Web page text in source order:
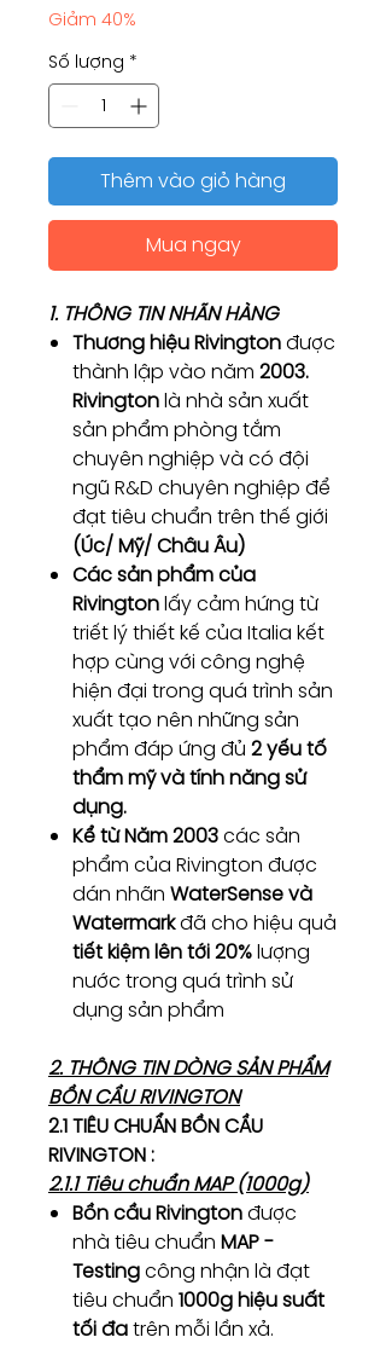
Giảm 40%
Số lượng *
Thêm vào giỏ hàng
Mua ngay
1. THÔNG TIN NHÃN HÀNG
Thương hiệu Rivingtonđược
thành lập vào năm 2003.
Rivingtonlà nhà sản xuất
sản phẩm phòng tắm
chuyên nghiệp và có đội
ngũ R&D chuyên nghiệp để
đạt tiêu chuẩn trên thế giới
(Úc/ Mỹ/ Châu Âu)
Các sản phẩm của
Rivingtonlấy cảm hứng từ
triết lý thiết kế của Italia kết
hợp cùng với công nghệ
hiện đại trong quá trình sản
xuất tạo nên những sản
phẩm đáp ứng đủ 2 yếu tố
thẩm mỹ và tính năng sử
dụng.
Kể từ Năm 2003các sản
phẩm của Rivington được
dán nhãn WaterSense và
Watermarkđã cho hiệu quả
tiết kiệm lên tới 20%lượng
nước trong quá trình sử
dụng sản phẩm
2. THÔNG TIN DÒNG SẢN PHẨM
BỒN CẦU RIVINGTON
2.1 TIÊU CHUẨN BỒN CẦU
RIVINGTON :
2.1.1 Tiêu chuẩn MAP (1000g)
Bồn cầu Rivingtonđược
nhà tiêu chuẩn MAP -
Testingcông nhận là đạt
tiêu chuẩn 1000g hiệu suất
tối đatrên mỗi lần xả.